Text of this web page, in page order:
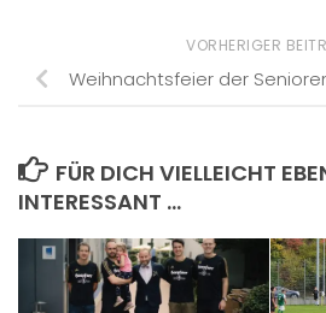
VORHERIGER
Weihnachtsfeier der
FÜR DICH VIELLEICHT
INTERESSANT …